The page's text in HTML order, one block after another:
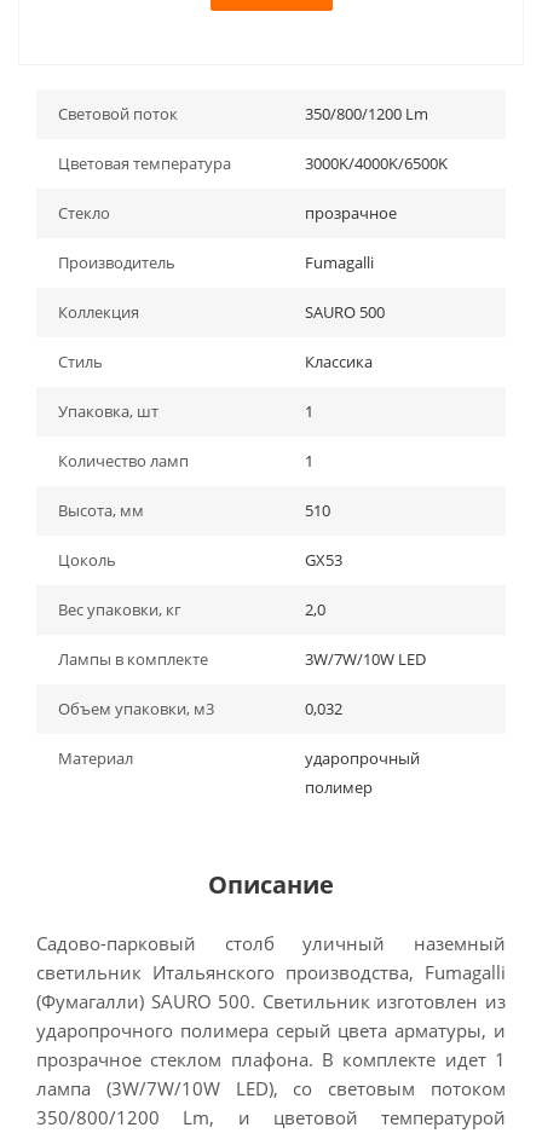
Световой поток 350/800/1200 Lm
Цветовая температура 3000K/4000K/6500K
Стекло прозрачное
Производитель Fumagalli
Коллекция SAURO 500
Стиль Классика
Упаковка, шт 1
Количество ламп 1
Высота, мм 510
Цоколь GX53
Вес упаковки, кг 2,0
Лампы в комплекте 3W/7W/10W LED
Объем упаковки, м3 0,032
Материал
ударопрочный
полимер
Описание
Садово-парковый столб уличный наземный
светильник Итальянского производства, Fumagalli
(Фумагалли) SAURO 500. Светильник изготовлен из
ударопрочного полимера серый цвета арматуры, и
прозрачное стеклом плафона. В комплекте идет 1
лампа (3W/7W/10W LED), со световым потоком
350/800/1200 Lm, и цветовой температурой